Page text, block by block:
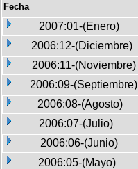
Fecha
2007:01-(Enero)
2006:12-(Diciembre)
2006:11-(Noviembre)
2006:09-(Septiembre)
2006:08-(Agosto)
2006:07-(Julio)
2006:06-(Junio)
2006:05-(Mayo)